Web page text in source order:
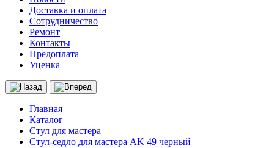
Доставка и оплата
Сотрудничество
Ремонт
Контакты
Предоплата
Уценка
Главная
Каталог
Стул для мастера
Стул-седло для мастера AK 49 черный